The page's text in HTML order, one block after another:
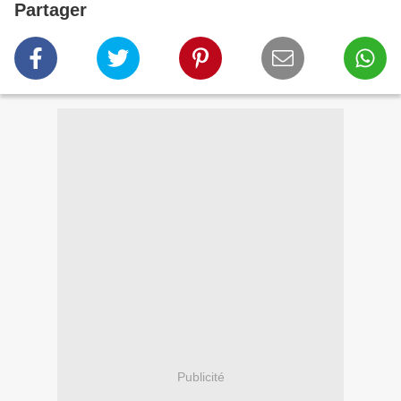
Partager
Publicité